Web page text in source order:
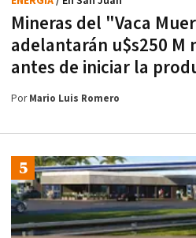
Mineras del "Vaca
adelantarán u$s250 M
antes de iniciar la
PorMario Luis Romero